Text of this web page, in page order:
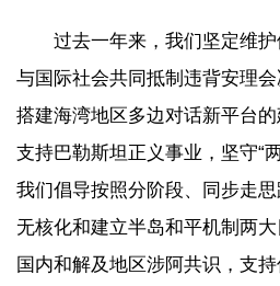
过去一年来，我们坚定维
与国际社会共同抵制违背安理
搭建海湾地区多边对话新平台
支持巴勒斯坦正义事业，坚守“
我们倡导按照分阶段、同步走
无核化和建立半岛和平机制两
国内和解及地区涉阿共识，支